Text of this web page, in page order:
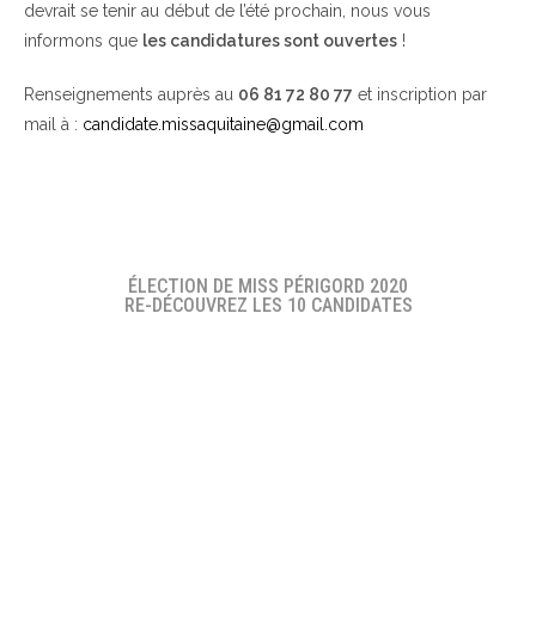
devrait se tenir au début de l’été prochain, nous vous
informons que les candidatures sont ouvertes !
Renseignements auprès au 06 81 72 80 77 et inscription par
mail à : candidate.missaquitaine@gmail.com
ÉLECTION DE MISS PÉRIGORD 2020
RE-DÉCOUVREZ LES 10 CANDIDATES